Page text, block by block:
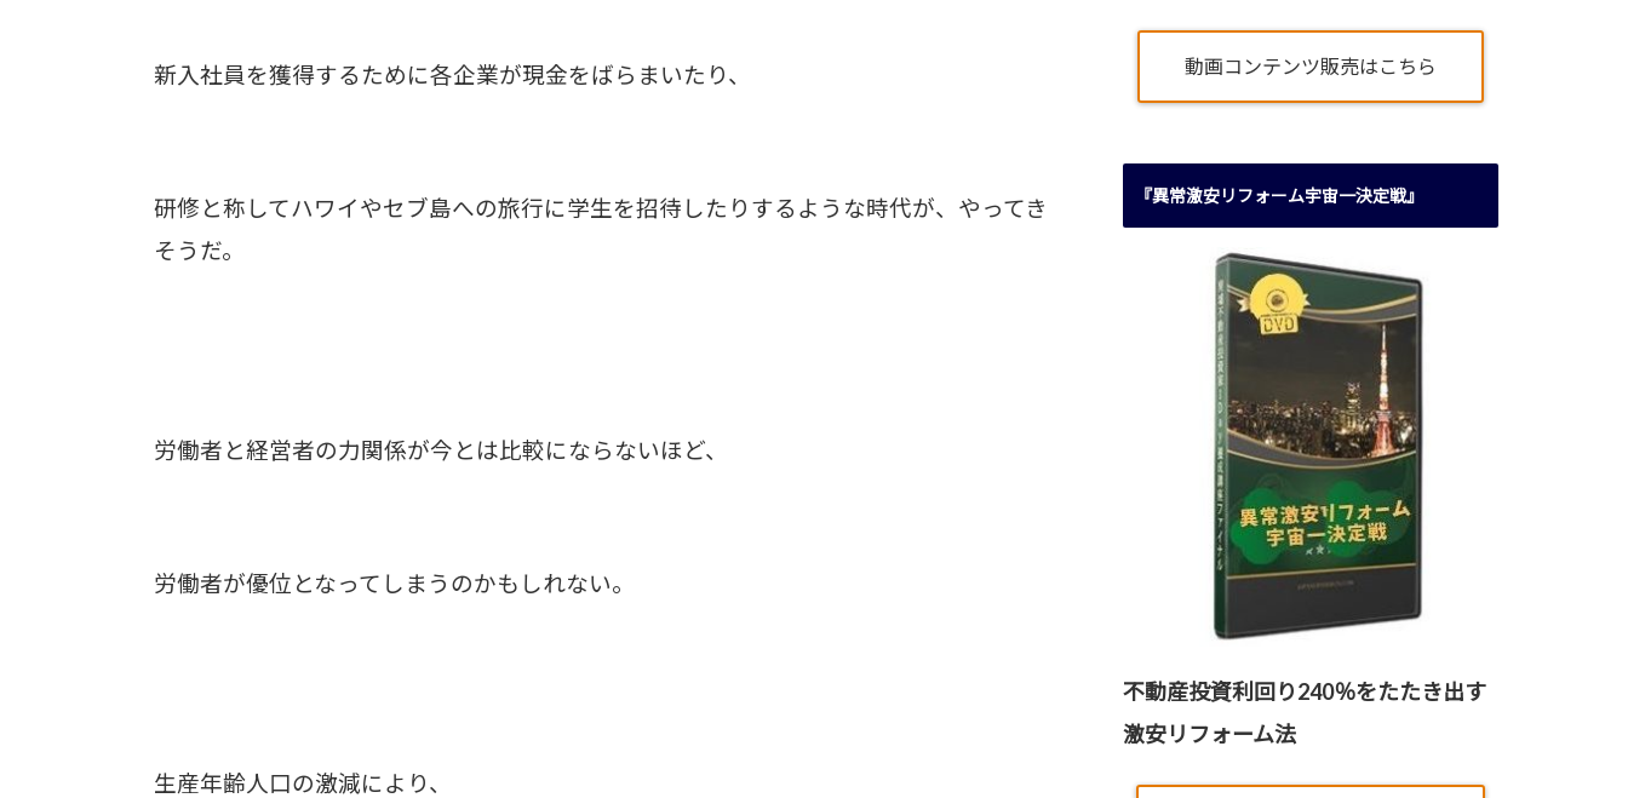
新入社員を獲得するために各企業が現金をばらまいたり、
研修と称してハワイやセブ島への旅行に学生を招待したりするような時代が、やってき
そうだ。
労働者と経営者の力関係が今とは比較にならないほど、
労働者が優位となってしまうのかもしれない。
生産年齢人口の激減により、
動画コンテンツ販売はこちら
『異常激安リフォーム宇宙一決定戦』
不動産投資利回り240％をたたき出す
激安リフォーム法